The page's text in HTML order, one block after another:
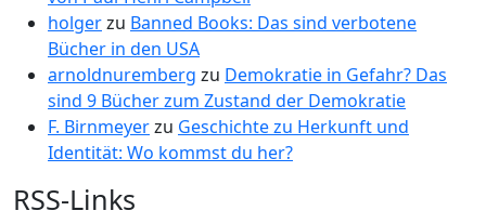
holgerzu Banned Books: Das sind verbotene
Bücher in den USA
arnoldnuremberg zu Demokratie in Gefahr? Das
sind 9 Bücher zum Zustand der Demokratie
F. Birnmeyerzu Geschichte zu Herkunft und
Identität: Wo kommst du her?
RSS-Links